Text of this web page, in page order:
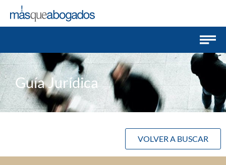
Guía Jurídica
VOLVER A BUSCAR